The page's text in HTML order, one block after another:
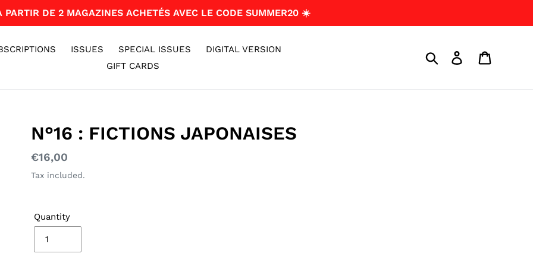
DE 2 MAGAZINES ACHETÉS AVEC LE CODE SUMMER20 ☀️
ISSUES SPECIAL ISSUES
DIGITAL VERSION
GIFT CARDS
Search Log in
N°16 : FICTIONS JAPONAISES
Regular
price
€16,00
Tax included.
Quantity